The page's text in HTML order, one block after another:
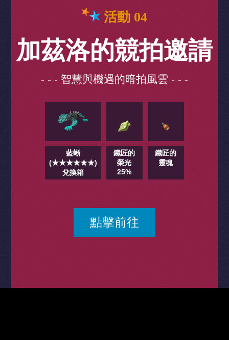
活動 04
加茲洛的競拍邀請
- - - 智慧與機遇的暗拍風雲 - - -
藍蜥
(★★★★★★)
兌換箱
鐵匠的
榮光
25%
鐵匠的
靈魂
點擊前往